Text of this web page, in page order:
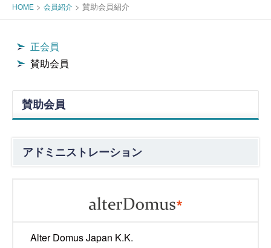
HOME > 会員紹介 > 賛助会員紹介
正会員
賛助会員
賛助会員
アドミニストレーション
Alter Domus Japan K.K.